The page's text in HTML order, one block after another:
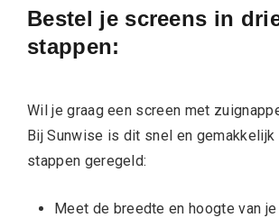
Bestel je screens in
stappen:
Wil je graag een screen met
Bij Sunwise is dit snel en
stappen geregeld:
Meet de breedte en hoogte van je